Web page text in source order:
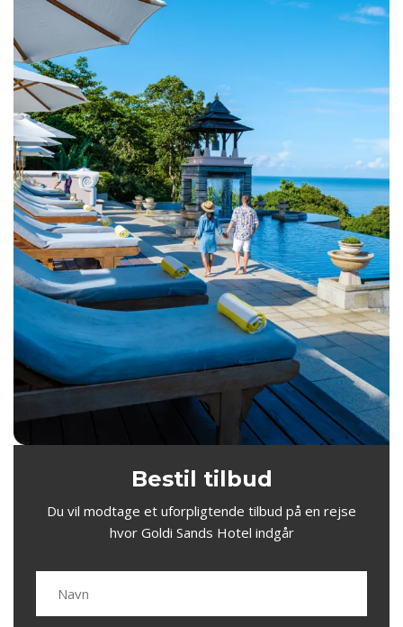
Bestil tilbud
Du vil modtage et uforpligtende tilbud på en rejse
hvor Goldi Sands Hotel indgår